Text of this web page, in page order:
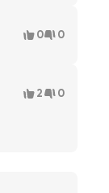
0 0
2 0